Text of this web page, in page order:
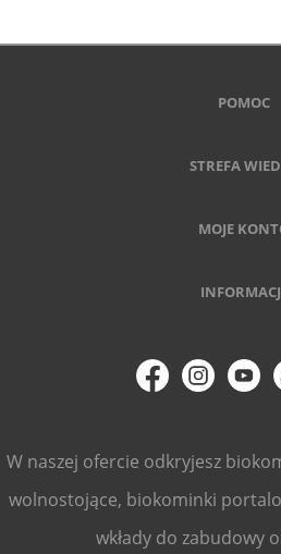
POMOC
STREFA
MOJE
W naszej ofercie odkryjesz
wolnostojące, biokominki
wkłady do zabudowy